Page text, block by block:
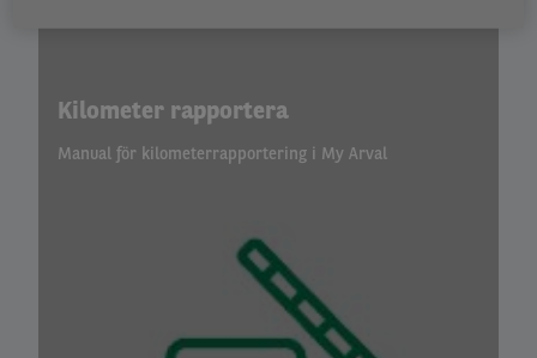
Kilometer rapportera
Manual för kilometerrapportering i My Arval